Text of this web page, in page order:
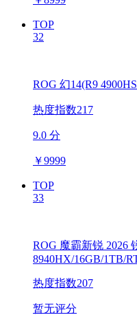
TOP
32
ROG 幻14(R9
热度指数217
9.0 分
￥9999
TOP
33
ROG 魔霸新锐 2026
8940HX/16GB/1TB/
热度指数207
暂无评分